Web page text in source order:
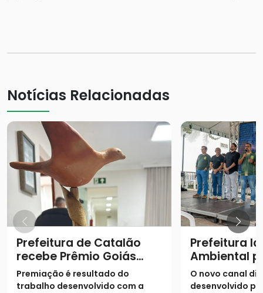
Notícias Relacionadas
Prefeitura de Catalão
recebe Prêmio Goiás
Sustentável
Premiação é resultado do
trabalho desenvolvido com a
Prefeitura
Ambiental
modernizar
e serviços
O novo canal
desenvolvido